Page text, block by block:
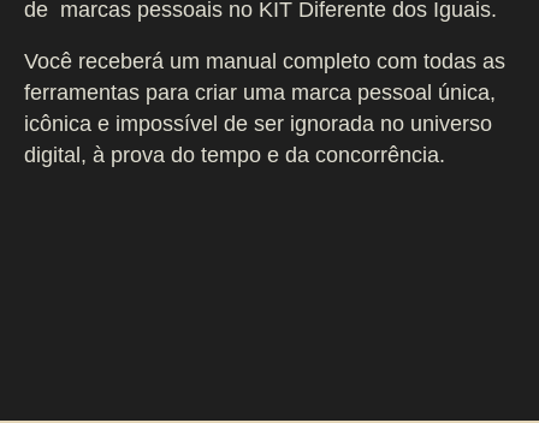
de marcas pessoais no KIT Diferente dos Iguais.
Você receberá um manual completo com todas as
ferramentas para criar uma marca pessoal única,
icônica e impossível de ser ignorada no universo
digital, à prova do tempo e da concorrência.